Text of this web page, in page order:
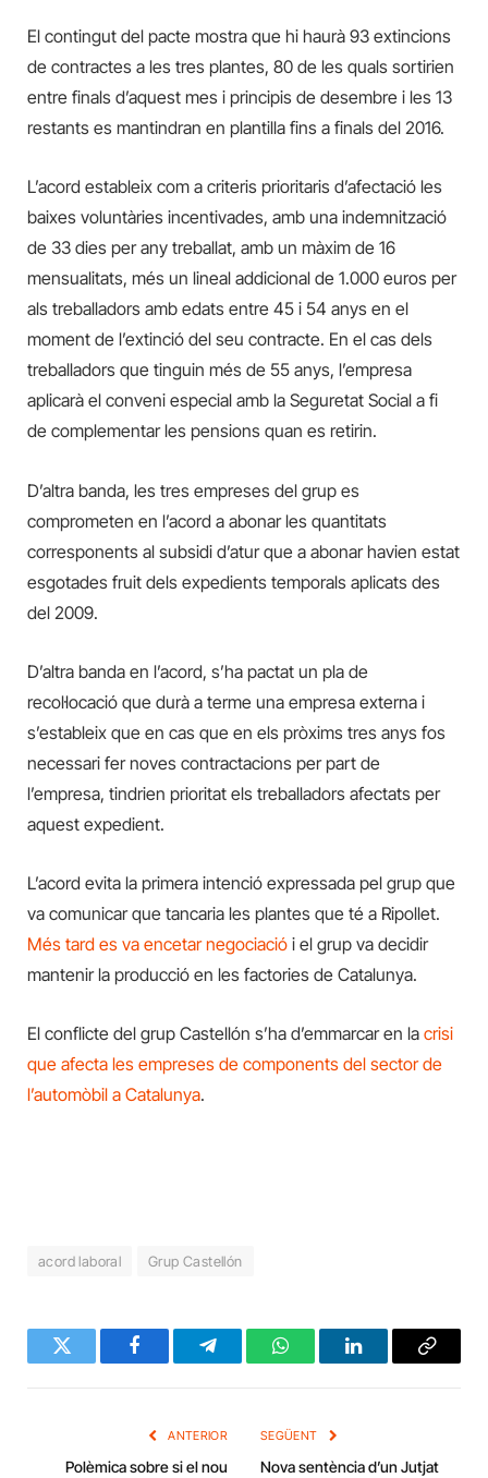
El contingut del pacte mostra que hi haurà 93 extincions
de contractes a les tres plantes, 80 de les quals sortirien
entre finals d’aquest mes i principis de desembre i les 13
restants es mantindran en plantilla fins a finals del 2016.
L’acord estableix com a criteris prioritaris d’afectació les
baixes voluntàries incentivades, amb una indemnització
de 33 dies per any treballat, amb un màxim de 16
mensualitats, més un lineal addicional de 1.000 euros per
als treballadors amb edats entre 45 i 54 anys en el
moment de l’extinció del seu contracte. En el cas dels
treballadors que tinguin més de 55 anys, l’empresa
aplicarà el conveni especial amb la Seguretat Social a fi
de complementarles pensions quan es retirin.
D’altra banda, les tres empreses del grup es
comprometen en l’acord a abonar les quantitats
corresponents al subsidi d’atur que a abonarhavien estat
esgotades fruit dels expedients temporals aplicats des
del 2009.
D’altra banda en l’acord, s’ha pactat un pla de
recol·locació que durà a terme una empresa externa i
s’estableix que en cas que en els pròxims tres anys fos
necessari fer noves contractacions per part de
l’empresa, tindrien prioritat els treballadors afectats per
aquest expedient.
L’acord evita la primera intenció expressada pel grup que
va comunicar que tancaria les plantes que té a Ripollet.
Més tard es va encetar negociació i el grup va decidir
mantenir la producció en les factories de Catalunya.
El conflicte del grup Castellón s’ha d’emmarcar en la crisi
que afecta les empreses de components del sector de
l’automòbil a Catalunya.
acord laboral Grup Castellón
Twitter FacebookTelegramWhatsAppLinkedInCopy
ANTERIOR
Polèmica sobre si el nou
SEGÜENT
Nova sentència d’un Jutjat